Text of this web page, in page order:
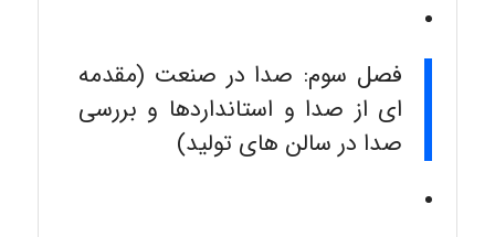
فصل سوم: صدا در صنعت (مقدمه
ای از صدا و استانداردها و بررسی
صدا در سالن های تولید)